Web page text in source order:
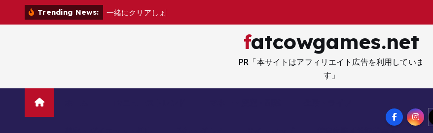
Trending News: 一緒に ク リ ア し ょ
fatcowgames.net
PR「本サイトはアフィリエイト広告を利用していま
す」